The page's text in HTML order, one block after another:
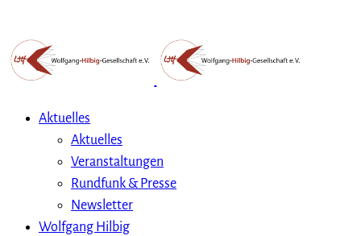
Aktuelles
Aktuelles
Veranstaltungen
Rundfunk & Presse
Newsletter
Wolfgang Hilbig